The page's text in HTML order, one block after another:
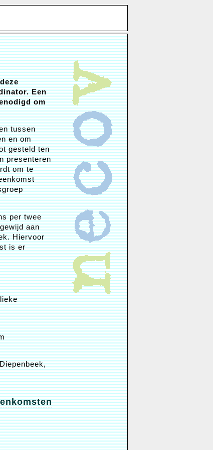
Een
om
tussen
en om
gesteld ten
presenteren
om te
per twee
aan
Hiervoor
is er